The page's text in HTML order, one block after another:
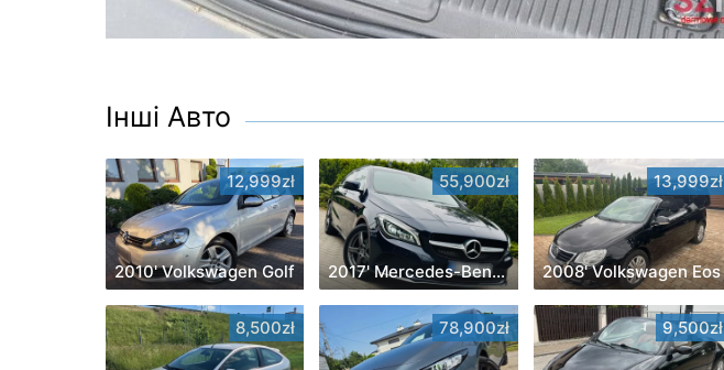
Інші Авто
12,999zł
2010' Volkswagen Golf
55,900zł
2017' Mercedes-Benz CLA
13,999zł
2008' Volkswagen Eos
8,500zł 78,900zł 9,500zł